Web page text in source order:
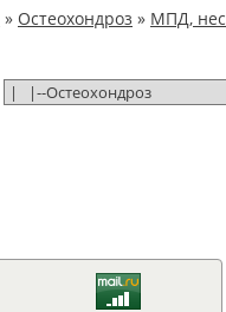
» Остеохондроз » МПД,